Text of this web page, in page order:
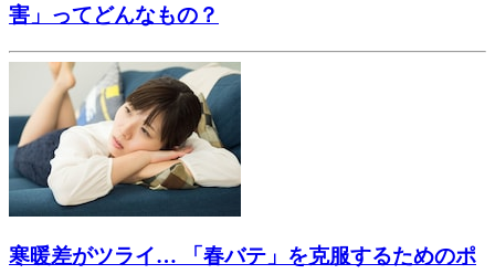
害」ってどんなもの？
寒暖差がツライ… 「春バテ」を克服するためのポ